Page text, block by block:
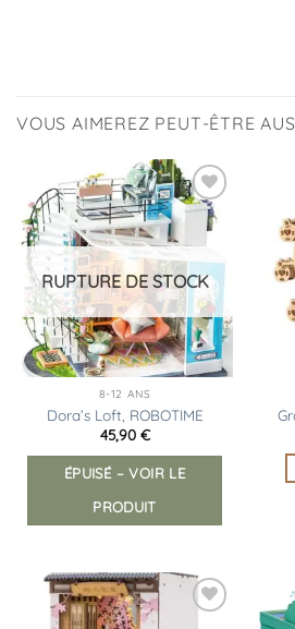
VOUS AIMEREZ PEUT-ÊTRE
Ajouter
à la
liste
d’envies
RUPTURE DE STOCK
8-12 ANS
Dora’s Loft, ROBOTIME
45,90 €
ÉPUISÉ – VOIR LE
PRODUIT